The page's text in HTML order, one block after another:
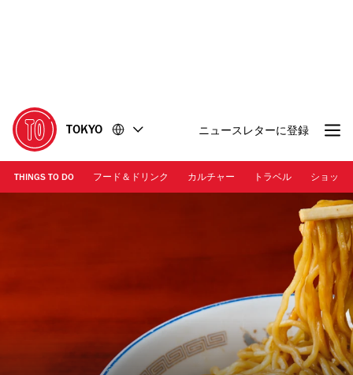
に
移
動
移
動
TOKYO ニュースレターに登録
THINGS TO DO フード＆ドリンク カルチャー トラベル ショッピ